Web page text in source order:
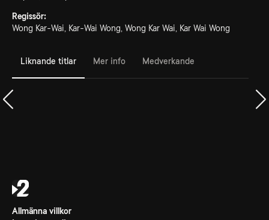
Regissör:
Wong Kar-Wai, Kar-Wai Wong, Wong Kar Wai, Kar Wai Wong
Liknande titlar Mer info Medverkande
Allmänna villkor